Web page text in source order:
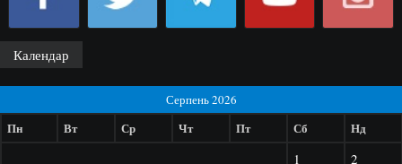
Календар
Серпень 2026
Пн Вт Ср Чт Пт Сб Нд
1 2